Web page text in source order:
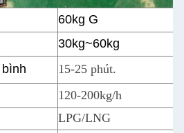
60kg G
30kg~60kg
15-25 phút.
120-200kg/h
LPG/LNG